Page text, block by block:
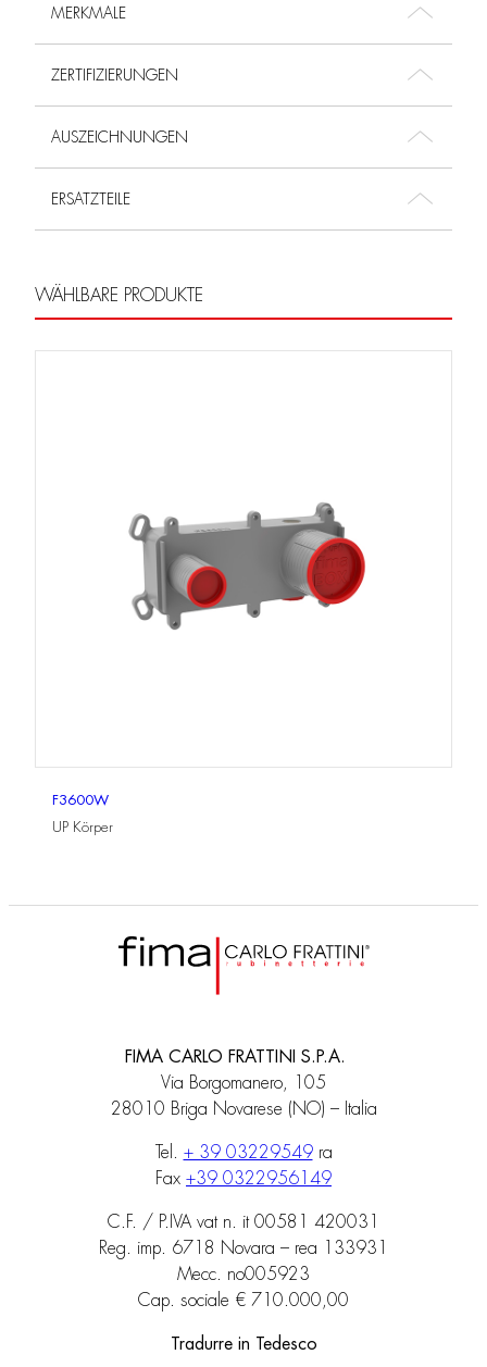
MERKMALE
ZERTIFIZIERUNGEN
AUSZEICHNUNGEN
ERSATZTEILE
WÄHLBARE PRODUKTE
F3600W
UP Körper
FIMA CARLO FRATTINI S.P.A.
Via Borgomanero, 105
28010 Briga Novarese (NO) – Italia
Tel. + 39 03229549ra
Fax +39 0322956149
C.F. / P.IVA vat n. it 00581 420031
Reg. imp. 6718 Novara – rea 133931
Mecc. no005923
Cap. sociale € 710.000,00
Tradurre in Tedesco